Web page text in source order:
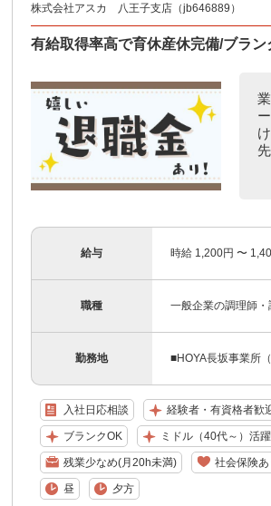
株式会社アスカ 八王子支店（jb646889）
有給取得率高で育休産休完備/ブラ
給与 時給 1,200円 〜
職種 一般企業の調理師・
勤務地 ■HOYA長坂事業所
入社日応相談 経験者・有資格者歓
ブランクOK ミドル（40代～）活
残業少なめ(月20h未満) 社会保険あ
昼 夕方